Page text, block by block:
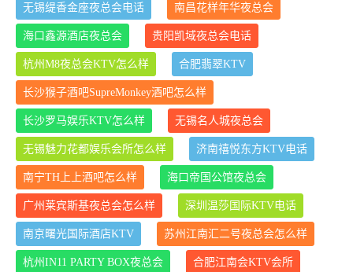
无锡缇香金座夜总会电话 南昌花样年华夜总会
海口鑫源酒店夜总会 贵阳凯域夜总会电话
杭州M8夜总会KTV怎么样 合肥翡翠KTV
长沙猴子酒吧SupreMonkey酒吧怎么样
长沙罗马娱乐KTV怎么样 无锡名人城夜总会
无锡魅力花都娱乐会所怎么样 济南禧悦东方KTV电话
南宁TH上上酒吧怎么样 海口帝国公馆夜总会
广州莱宾斯基夜总会怎么样 深圳温莎国际KTV电话
南京曙光国际酒店KTV 苏州江南汇二号夜总会怎么样
杭州IN11 PARTY BOX夜总会 合肥江南会KTV会所